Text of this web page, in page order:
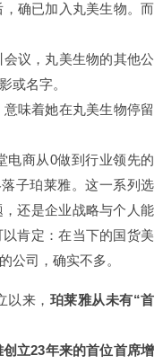
确已加入丸美生物。 而
议，丸美生物的其他公
或名字。
味着她在丸美生物停留
电商从0做到行业领先的
子珀莱雅。这一系列选
还是企业战略与个人能
肯定：在当下的国货美
公司，确实不多。
以来， 珀莱雅从未有“首
立23年来的首位首席增